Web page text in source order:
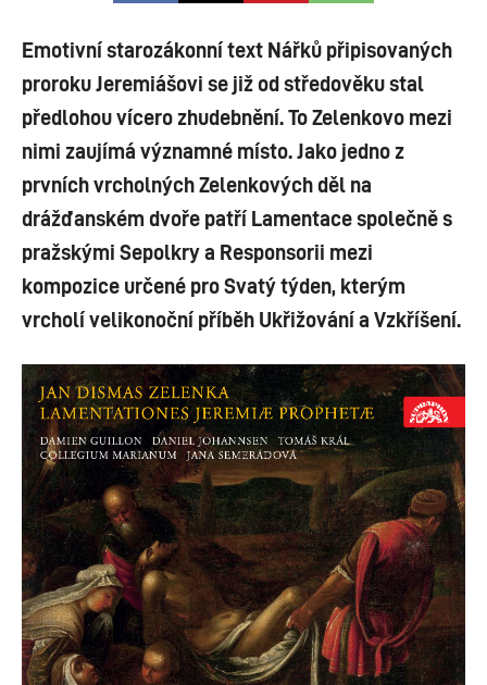
Emotivní starozákonní text Nářků připisovaných
proroku Jeremiášovi se již od středověku stal
předlohou vícero zhudebnění. To Zelenkovo mezi
nimi zaujímá významné místo. Jako jedno z
prvních vrcholných Zelenkových děl na
drážďanském dvoře patří Lamentace společně s
pražskými Sepolkry a Responsorii mezi
kompozice určené pro Svatý týden, kterým
vrcholí velikonoční příběh Ukřižování a Vzkříšení.